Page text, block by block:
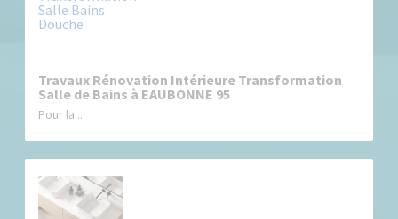
Travaux Rénovation Intérieure Transformation
Salle de Bains à EAUBONNE 95
Pour la...